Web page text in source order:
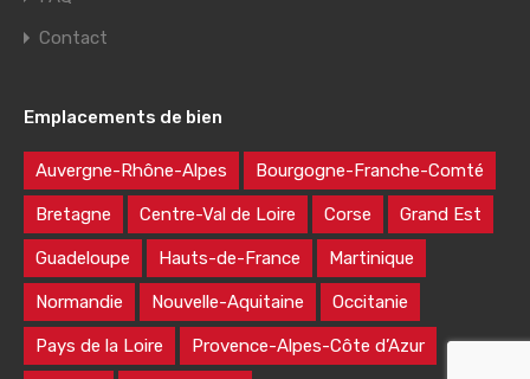
Contact
Emplacements de bien
Auvergne-Rhône-Alpes Bourgogne-Franche-Comté
Bretagne Centre-Val de Loire Corse Grand Est
Guadeloupe Hauts-de-France Martinique
Normandie Nouvelle-Aquitaine Occitanie
Pays de la Loire Provence-Alpes-Côte d’Azur